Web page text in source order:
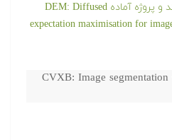
دانلود رایگان کد و پروژه آماده DEM: Diffused
expectation maximisation for
CVXB: Image